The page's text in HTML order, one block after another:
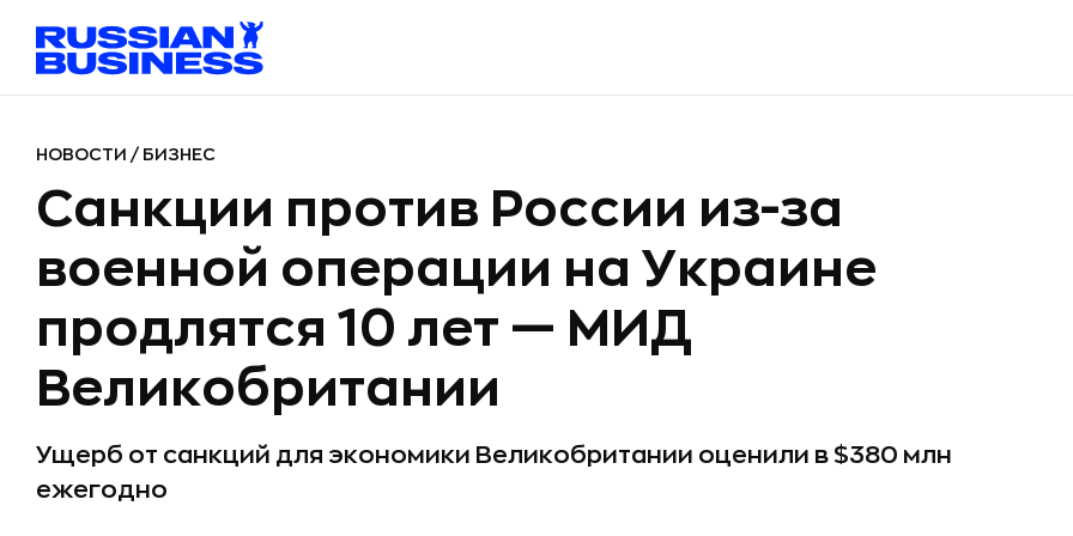
НОВОСТИ / БИЗНЕС
Санкции против России из-за
военной операции на Украине
продлятся 10 лет — МИД
Великобритании
Ущерб от санкций для экономики Великобритании оценили в $380 млн
ежегодно